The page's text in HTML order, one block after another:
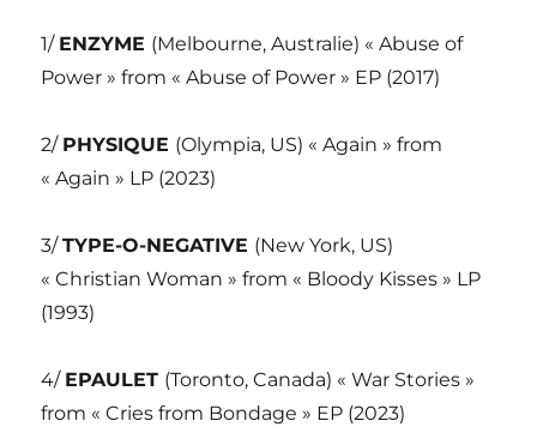
1/ ENZYME (Melbourne, Australie) « Abuse of
Power » from « Abuse of Power » EP (2017)
2/ PHYSIQUE (Olympia, US) « Again » from
« Again » LP (2023)
3/TYPE-O-NEGATIVE (New York, US)
« Christian Woman » from « Bloody Kisses » LP
(1993)
4/ EPAULET (Toronto, Canada) « War Stories »
from « Cries from Bondage » EP (2023)